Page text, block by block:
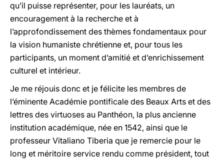
qu’il puisse représenter, pour les lauréats, un
encouragement à la recherche et à
l’approfondissement des thèmes fondamentaux pour
la vision humaniste chrétienne et, pour tous les
participants, un moment d’amitié et d’enrichissement
culturel et intérieur.
Je me réjouis donc et je félicite les membres de
l’éminente Académie pontificale des Beaux Arts et des
lettres des virtuoses au Panthéon, la plus ancienne
institution académique, née en 1542, ainsi que le
professeur Vitaliano Tiberia que je remercie pour le
long et méritoire service rendu comme président, tout